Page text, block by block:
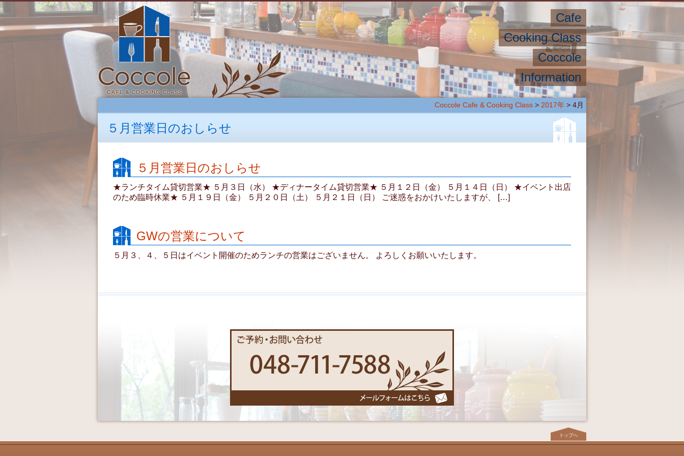
Cafe
Cooking Class
Coccole
Information
Coccole Cafe & Cooking Class > 2017年 > 4月
５月営業日のおしらせ
５月営業日のおしらせ
★ランチタイム貸切営業★ ５月３日（水） ★ディナータイム貸切営業★ ５月１２日（金） ５月１４日（日） ★イベント出店
のため臨時休業★ ５月１９日（金） ５月２０日（土） ５月２１日（日） ご迷惑をおかけいたしますが、 […]
GWの営業について
５月３、４、５日はイベント開催のためランチの営業はございません。 よろしくお願いいたします。
トップへ